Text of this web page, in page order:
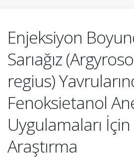
Enjeksiyon
Sarıağız
regius)
Fenoksietanol
Uygulamaları
Araştırma